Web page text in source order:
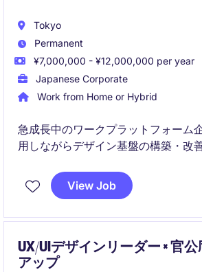
Tokyo
Permanent
¥7,000,000 - ¥12,000,000 per year
Japanese Corporate
Work from Home or Hybrid
急成長中のワークプラットフォーム
用しながらデザイン基盤の構築・改
プロダクト組織全体に影響を与える
View Job
UX/UIデザインリーダー × 官
アップ